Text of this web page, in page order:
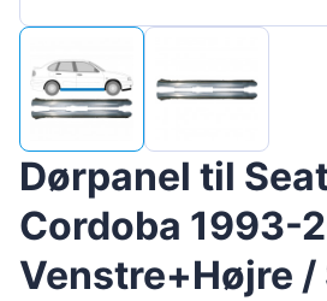
Dørpanel til
Cordoba 1993-
Venstre+Højre